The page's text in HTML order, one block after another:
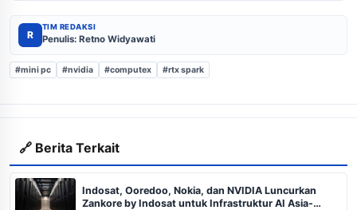
R
TIM REDAKSI
Penulis: Retno Widyawati
#mini pc #nvidia #computex #rtx spark
🔗 Berita Terkait
Indosat, Ooredoo, Nokia, dan NVIDIA Luncurkan
Zankore by Indosat untuk Infrastruktur AI Asia-